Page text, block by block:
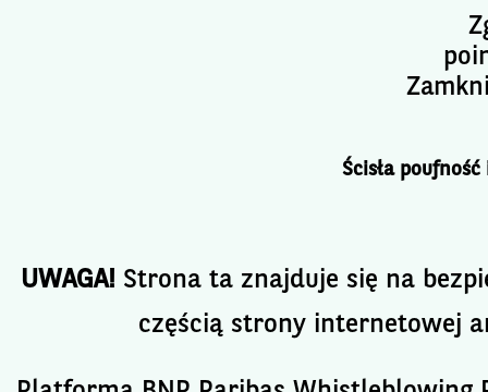
Ścisła
UWAGA! Strona ta znajduje się na
częścią strony internetowej